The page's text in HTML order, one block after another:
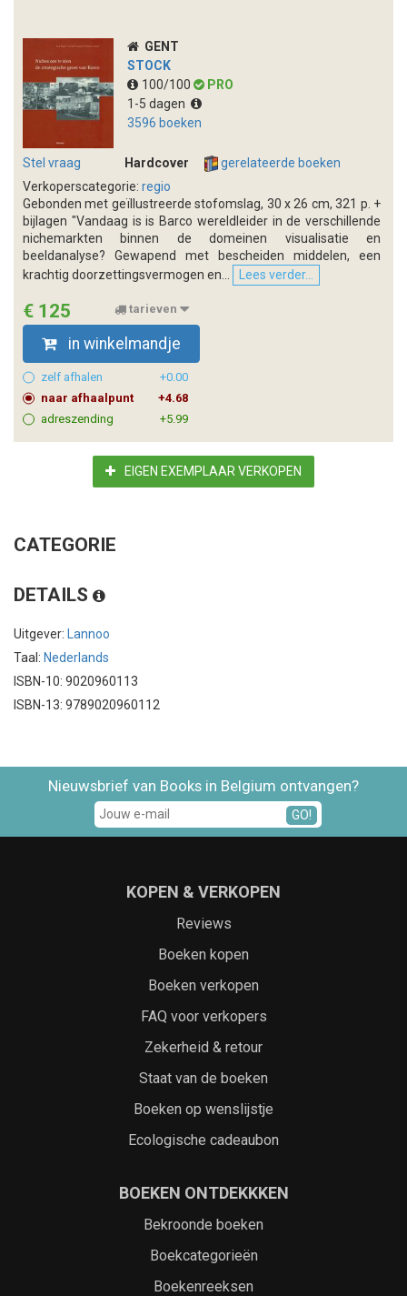
GENT
STOCK
100/100
PRO
1-5 dagen
3596 boeken
Stel vraag Hardcover
gerelateerde boeken
Verkoperscategorie: regio
Gebonden met geïllustreerde stofomslag, 30 x 26 cm, 321 p. +
bijlagen "Vandaag is is Barco wereldleider in de verschillende
nichemarkten binnen de domeinen visualisatie en
beeldanalyse? Gewapend met bescheiden middelen, een
krachtig doorzettingsvermogen en...
Lees verder...
€ 125 tarieven
in winkelmandje
zelf afhalen
+0.00
naar afhaalpunt
+4.68
adreszending
+5.99
EIGEN EXEMPLAAR VERKOPEN
CATEGORIE
DETAILS
Uitgever:
Lannoo
Taal: Nederlands
ISBN-10: 9020960113
ISBN-13: 9789020960112
Nieuwsbrief van Books in Belgium ontvangen?
GO!
KOPEN & VERKOPEN
Reviews
Boeken kopen
Boeken verkopen
FAQ voor verkopers
Zekerheid & retour
Staat van de boeken
Boeken op wenslijstje
Ecologische cadeaubon
BOEKEN ONTDEKKKEN
Bekroonde boeken
Boekcategorieën
Boekenreeksen